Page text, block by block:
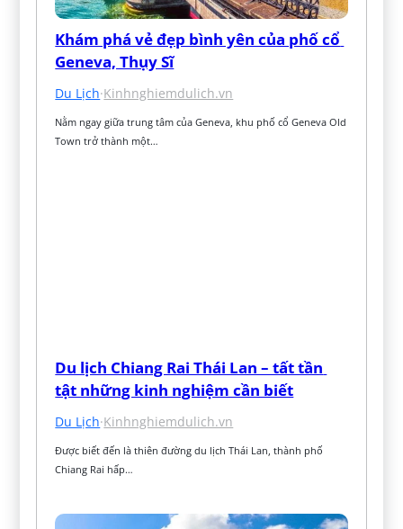
Khám phá vẻ đẹp bình yên của phố cổ
Geneva, Thụy Sĩ
Du Lịch·Kinhnghiemdulich.vn
Nằm ngay giữa trung tâm của Geneva, khu phố cổ Geneva Old
Town trở thành một…
Du lịch Chiang Rai Thái Lan – tất tần
tật những kinh nghiệm cần biết
Du Lịch·Kinhnghiemdulich.vn
Được biết đến là thiên đường du lịch Thái Lan, thành phố
Chiang Rai hấp…